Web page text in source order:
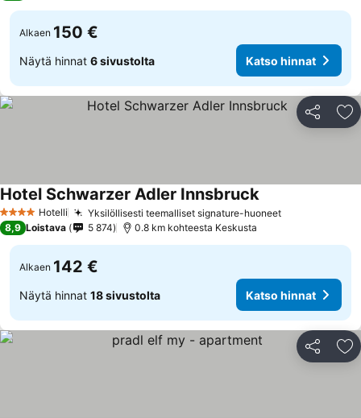
Alkaen 150 €
Näytä hinnat 6 sivustolta Katso hinnat
Jaa
4 Tähtiluokitus
Hotelli Yksilöllisesti teemalliset signature-huoneet
Hotel Schwarzer Adler Innsbruck
8,9 Loistava 5 874 0.8 km kohteesta Keskusta
Alkaen 142 €
Näytä hinnat 18 sivustolta Katso hinnat
Jaa